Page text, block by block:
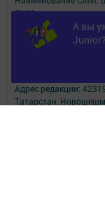
А вы
Junior?
СМИ
связи,
информационных
запись о
ФИО главного
sheshminskaja-
Адрес редакции:
Татарстан,